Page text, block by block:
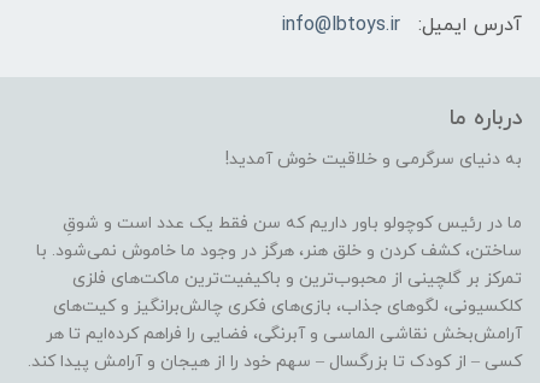
آدرس ایمیل:
info@lbtoys.ir
درباره ما
به دنیای سرگرمی و خلاقیت خوش آمدید!
ما در رئیس کوچولو باور داریم که سن فقط یک عدد است و شوقِ
ساختن، کشف کردن و خلق هنر، هرگز در وجود ما خاموش نمی‌شود. با
تمرکز بر گلچینی از محبوب‌ترین و باکیفیت‌ترین ماکت‌های فلزی
کلکسیونی، لگوهای جذاب، بازی‌های فکری چالش‌برانگیز و کیت‌های
آرامش‌بخش نقاشی الماسی و آبرنگی، فضایی را فراهم کرده‌ایم تا هر
کسی – از کودک تا بزرگسال – سهم خود را از هیجان و آرامش پیدا کند.